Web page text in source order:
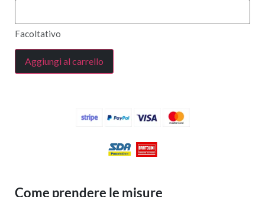
Facoltativo
Aggiungi al carrello
Come prendere le misure